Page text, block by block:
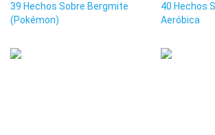
39 Hechos Sobre Bergmite
(Pokémon)
40 Hechos
Aeróbica